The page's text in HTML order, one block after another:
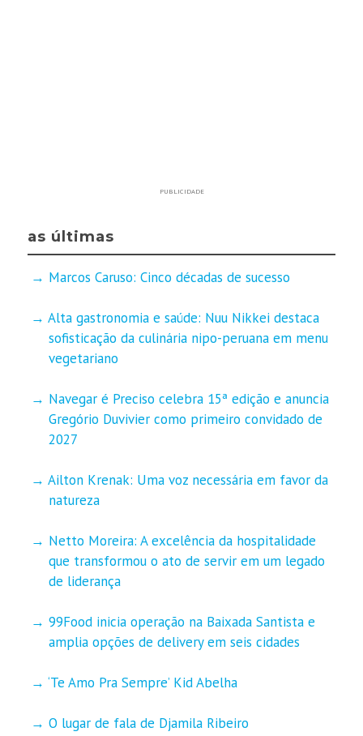
PUBLICIDADE
as últimas
Marcos Caruso: Cinco décadas de sucesso
Alta gastronomia e saúde: Nuu Nikkei destaca
sofisticação da culinária nipo-peruana em menu
vegetariano
Navegar é Preciso celebra 15ª edição e anuncia
Gregório Duvivier como primeiro convidado de
2027
Ailton Krenak: Uma voz necessária em favor da
natureza
Netto Moreira: A excelência da hospitalidade
que transformou o ato de servir em um legado
de liderança
99Food inicia operação na Baixada Santista e
amplia opções de delivery em seis cidades
‘Te Amo Pra Sempre’ Kid Abelha
O lugar de fala de Djamila Ribeiro